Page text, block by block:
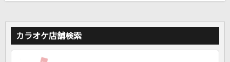
カラオケ店舗検索